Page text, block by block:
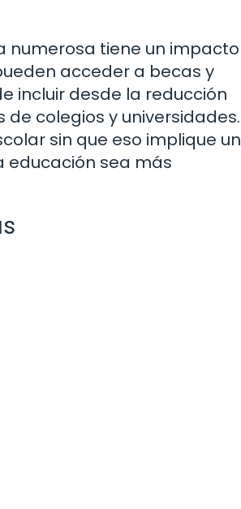
numerosa tiene un impacto
acceder a becas y
incluir desde la reducción
colegios y universidades.
sin que eso implique un
educación sea más